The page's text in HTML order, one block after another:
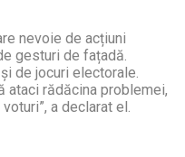
nevoie de acțiuni
gesturi de fațadă.
de jocuri electorale.
ataci rădăcina problemei,
a declarat el.